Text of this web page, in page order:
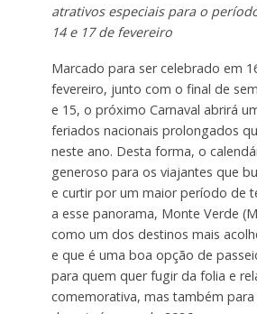
atrativos especiais para o
14 e 17 de fevereiro
Marcado para ser celebrado em
fevereiro, junto com o final de
e 15, o próximo Carnaval abrirá
feriados nacionais prolongados
neste ano. Desta forma, o
generoso para os viajantes que
e curtir por um maior período de
a esse panorama, Monte Verde
como um dos destinos mais
e que é uma boa opção de
para quem quer fugir da folia e
comemorativa, mas também